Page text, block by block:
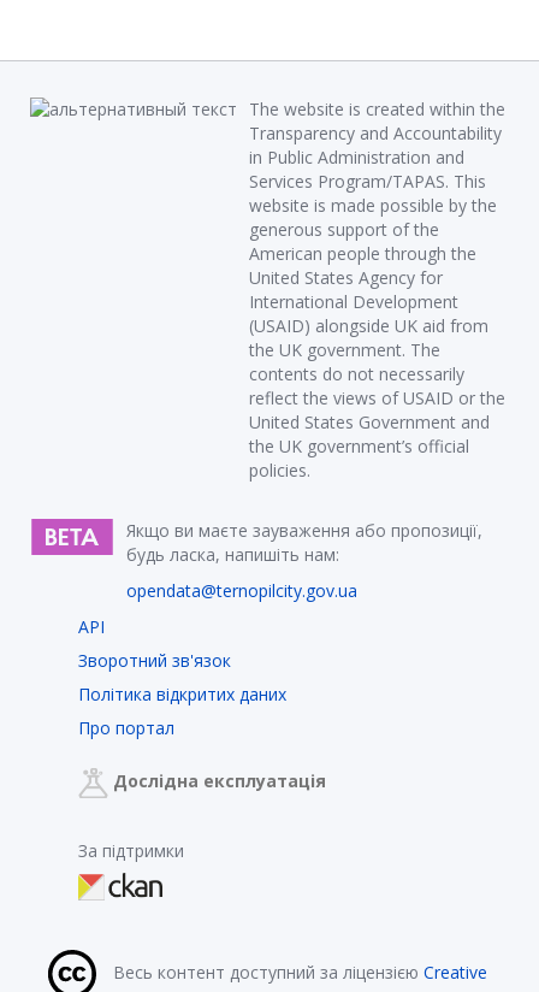
The website is created within the
Transparency and Accountability
in Public Administration and
Services Program/TAPAS. This
website is made possible by the
generous support of the
American people through the
United States Agency for
International Development
(USAID) alongside UK aid from
the UK government. The
contents do not necessarily
reflect the views of USAID or the
United States Government and
the UK government’s official
policies.
Якщо ви маєте зауваження або пропозиції,
будь ласка, напишіть нам:
opendata@ternopilcity.gov.ua
API
Зворотний зв'язок
Політика відкритих даних
Про портал
Дослідна експлуатація
За підтримки
Весь контент доступний за ліцензією Creative